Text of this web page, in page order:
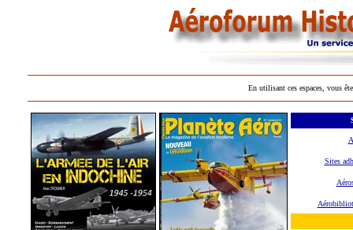
En utilisant ces espaces, vous
Sites